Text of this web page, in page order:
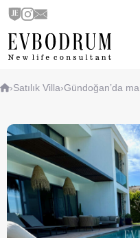
›Satılık Villa›Gündoğan’da